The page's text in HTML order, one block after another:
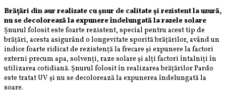
Brățări din aur realizate cu șnur de calitate și rezistent la uzură,
nu se decolorează la expunere îndelungată la razele solare
Șnurul folosit este foarte rezistent, special pentru acest tip de
brățări, acesta asigurând o longevitate sporită brățărilor, având un
indice foarte ridicat de rezistență la frecare și expunere la factori
externi precum apa, solvenți, raze solare și alți factori întalniți în
utilizarea cotidiană. Șnurul folosit în realizarea brățărilor Pardo
este tratat UV și nu se decolorează la expunerea îndelungată la
soare.